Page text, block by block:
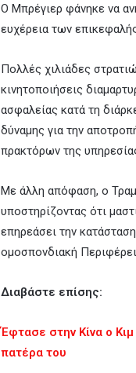
Ο Μπρέγιερ φάνηκε να
ευχέρεια των
Πολλές χιλιάδες
κινητοποιήσεις
ασφαλείας κατά τη
δύναμης για την
πρακτόρων της
Με άλλη απόφαση, ο
υποστηρίζοντας ότι
επηρεάσει την
ομοσπονδιακή
Διαβάστε επίσης:
Έφτασε στην Κίνα ο
πατέρα του